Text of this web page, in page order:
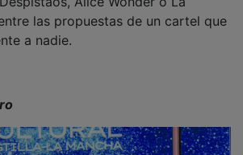
conocida como La Catedral
monumentalidad, acústica y
de la Plaza de la Iglesia, junto al
En su programación, el FIMUC
música antigua,
zarzuela, ópera, la música de